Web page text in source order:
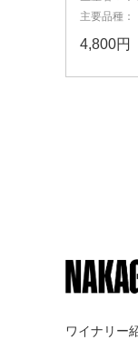
主要品種：
4,800円
ワイナリー